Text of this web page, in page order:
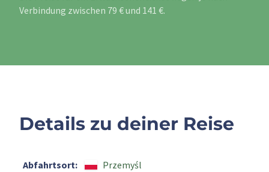
Verbindung zwischen 79 € und 141 €.
Details zu deiner Reise
Abfahrtsort:
Przemyśl